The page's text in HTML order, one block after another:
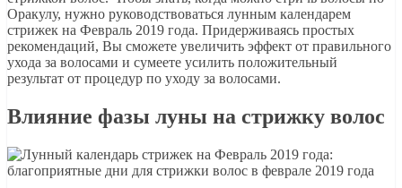
Оракулу, нужно руководствоваться лунным календарем
стрижек на Февраль 2019 года. Придерживаясь простых
рекомендаций, Вы сможете увеличить эффект от правильного
ухода за волосами и сумеете усилить положительный
результат от процедур по уходу за волосами.
Влияние фазы луны на стрижку волос